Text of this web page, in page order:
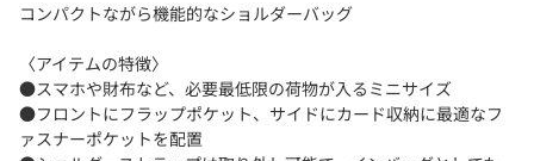
コンパクトながら機能的なショルダーバッグ
〈アイテムの特徴〉
●スマホや財布など、必要最低限の荷物が入るミニサイズ
●フロントにフラップポケット、サイドにカード収納に最適なフ
ァスナーポケットを配置